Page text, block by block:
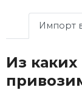
Импорт
Из